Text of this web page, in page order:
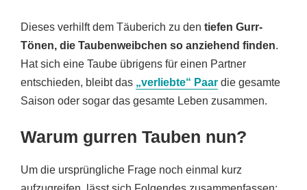
Dieses verhilft dem Täuberich zu den tiefen Gurr-
Tönen, die Taubenweibchen so anziehend finden.
Hat sich eine Taube übrigens für einen Partner
entschieden, bleibt das „verliebte“ Paar die gesamte
Saison oder sogar das gesamte Leben zusammen.
Warum gurren Tauben nun?
Um die ursprüngliche Frage noch einmal kurz